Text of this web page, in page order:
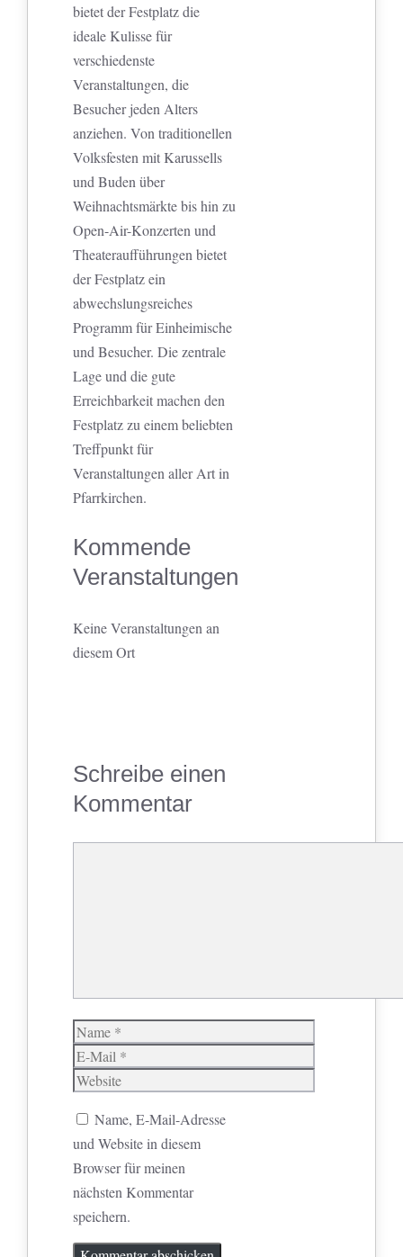
bietet der Festplatz die
ideale Kulisse für
verschiedenste
Veranstaltungen, die
Besucher jeden Alters
anziehen. Von traditionellen
Volksfesten mit Karussells
und Buden über
Weihnachtsmärkte bis hin zu
Open-Air-Konzerten und
Theateraufführungen bietet
der Festplatz ein
abwechslungsreiches
Programm für Einheimische
und Besucher. Die zentrale
Lage und die gute
Erreichbarkeit machen den
Festplatz zu einem beliebten
Treffpunkt für
Veranstaltungen aller Art in
Pfarrkirchen.
Kommende
Veranstaltungen
Keine Veranstaltungen an
diesem Ort
Schreibe einen
Kommentar
Name
E-
Mail
Website
Name, E-Mail-Adresse
und Website in diesem
Browser für meinen
nächsten Kommentar
speichern.